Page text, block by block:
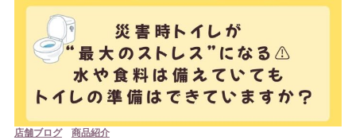
店舗ブログ 商品紹介